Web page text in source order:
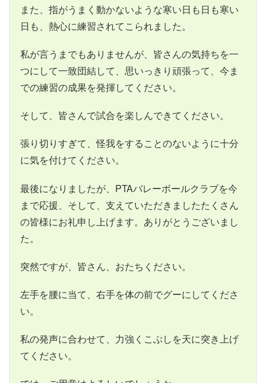
また、指がうまく動かないような寒い日も日も寒い
日も、熱心に練習されてこられました。
私が言うまでもありませんが、皆さんの気持ちを一
つにして一致団結して、思いっきり頑張って、今ま
での練習の成果を発揮してください。
そして、皆さんで試合を楽しんできてください。
張り切りすぎて、怪我をすることのないように十分
に気を付けてください。
最後になりましたが、PTAバレーボールクラブを今
まで応援、そして、支えていただきましたたくさん
の皆様にお礼申し上げます。ありがとうございまし
た。
突然ですが、皆さん、おたちください。
左手を腰に当て、右手を体の前でグーにしてくださ
い。
私の発声に合わせて、力強くこぶしを天に突き上げ
てください。